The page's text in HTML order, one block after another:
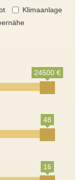
Klimaanlage
24500 €
48
16